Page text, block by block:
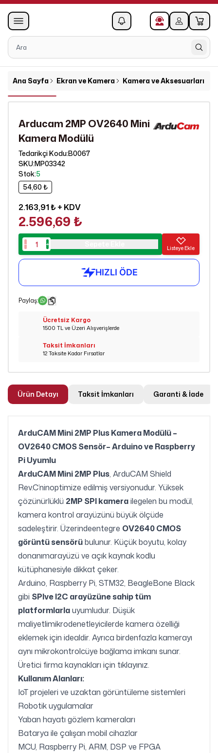
0
Ana Sayfa Ekran ve Kamera Kamera ve Aksesuarları
Arducam 2MP OV2640 Mini
Kamera Modülü
Tedarikçi Kodu:B0067
SKU:MP03342
Stok:5
54,60 ₺
2.163,91 ₺+ KDV
2.596,69 ₺
Listeye Ekle
Paylaş:
Ücretsiz Kargo
1500 TL ve Üzeri Alışverişlerde
Taksit İmkanları
12 Taksite Kadar Fırsatlar
Ürün Detayı Taksit İmkanları Garanti & İade
ArduCAM Mini 2MP Plus Kamera Modülü –
OV2640 CMOS Sensör– Arduino ve Raspberry
Pi Uyumlu
ArduCAM Mini 2MP Plus, ArduCAM Shield
Rev.C’ninoptimize edilmiş versiyonudur. Yüksek
çözünürlüklü 2MP SPI kamerailegelen bu modül,
kamera kontrol arayüzünü büyük ölçüde
sadeleştirir. Üzerindeentegre OV2640 CMOS
görüntü sensörübulunur. Küçük boyutu, kolay
donanımarayüzü ve açık kaynak kodlu
kütüphanesiyle dikkat çeker.
Arduino, Raspberry Pi, STM32, BeagleBone Black
gibi SPIve I2C arayüzüne sahip tüm
platformlarlauyumludur. Düşük
maliyetlimikrodenetleyicilerde kamera özelliği
eklemek için idealdir. Ayrıca birdenfazla kamerayı
aynı mikrokontrolcüye bağlama imkanı sunar.
Üretici firma kaynakları için tıklayınız.
Kullanım Alanları:
IoT projeleri ve uzaktan görüntüleme sistemleri
Robotik uygulamalar
Yaban hayatı gözlem kameraları
Batarya ile çalışan mobil cihazlar
MCU, Raspberry Pi, ARM, DSP ve FPGA